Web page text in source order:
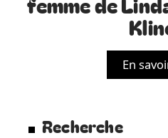
En
Recherche